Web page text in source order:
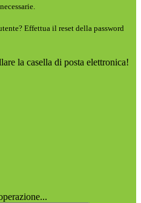
Effettua il reset della password
la casella di posta elettronica!